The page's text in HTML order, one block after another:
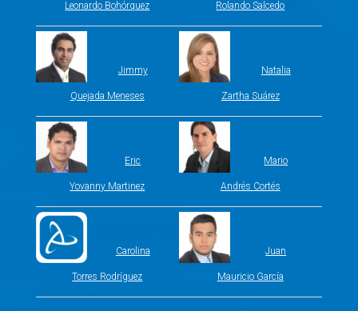
Leonardo Bohórquez Rolando Salcedo
Jimmy
Quejada Meneses
Natalia
Zartha Suárez
Eric
Yovanny Martinez
Mario
Andrés Cortés
Carolina
Torres Rodríguez
Juan
Mauricio García